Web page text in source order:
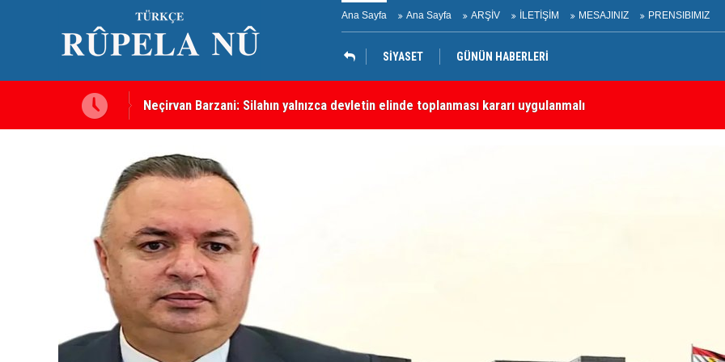
Ana Sayfa Ana Sayfa ARŞİV İLETİŞİM MESAJINIZ PRENSIBIMIZ
SİYASET GÜNÜN HABERLERİ
Neçirvan Barzani: Silahın yalnızca devletin elinde toplanması kararı uygulanmalı
Kürdistan Hükümeti'nden Kor Mor gazı tepkisi